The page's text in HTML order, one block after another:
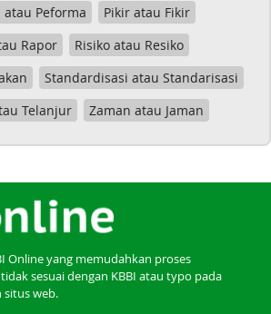
atau Peforma
Pikir atau Fikir
Rapor
Risiko atau Resiko
Standardisasi atau Standarisasi
Telanjur
Zaman atau Jaman
Online yang memudahkan proses
sesuai dengan KBBI atau typo pada
situs web.